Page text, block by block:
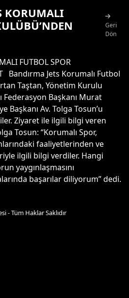
KORUMALI
Geri
Dön
FUTBOL SPOR
Bandırma Jets Korumalı Futbol
Taştan, Yönetim Kurulu
Federasyon Başkanı Murat
Başkanı Av. Tolga Tosun’u
Ziyaret ile ilgili bilgi veren
Tosun: “Korumalı Spor,
faaliyetlerinden ve
ilgili bilgi verdiler. Hangi
yaygınlaşmasını
başarılar diliyorum” dedi.
- Tüm Haklar Saklıdır